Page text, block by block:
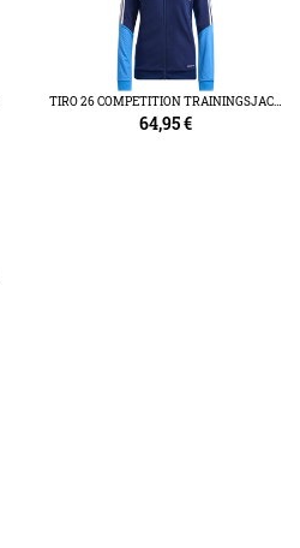
TIRO 26 COMPETITION TRAININGSJACKE DAMEN
64,95€